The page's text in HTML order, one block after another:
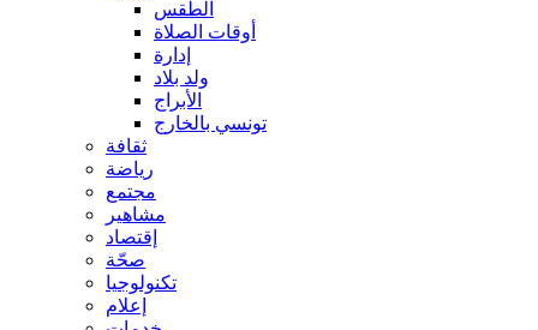
الطقس
أوقات الصلاة
إدارة
ولد بلاد
الأبراج
تونسي بالخارج
ثقافة
رياضة
مجتمع
مشاهير
إقتصاد
صحّة
تكنولوجيا
إعلام